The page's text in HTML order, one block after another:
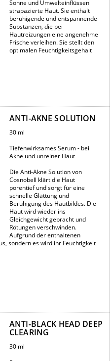
Sonne und Umwelteinflüssen
strapazierte Haut. Sie enthält
beruhigende und entspannende
Substanzen, die bei
Hautreizungen eine angenehme
Frische verleihen. Sie stellt den
optimalen Feuchtigkeitsgehalt
ANTI-AKNE SOLUTION
30 ml
Tiefenwirksames Serum - bei
Akne und unreiner Haut
Die Anti-Akne Solution von
Cosnobell klärt die Haut
porentief und sorgt für eine
schnelle Glättung und
Beruhigung des Hautbildes. Die
Haut wird wieder ins
Gleichgewicht gebracht und
Rötungen verschwinden.
Aufgrund der enthaltenen
sondern es wird ihr Feuchtigkeit
ANTI-BLACK HEAD DEEP
CLEARING
30 ml